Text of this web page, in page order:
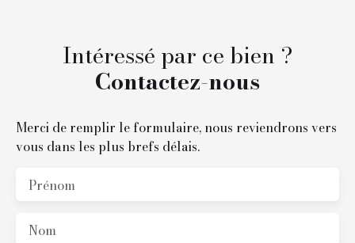
Intéressé par ce bien ?
Contactez-nous
Merci de remplir le formulaire, nous reviendrons vers
vous dans les plus brefs délais.
Prénom
Nom